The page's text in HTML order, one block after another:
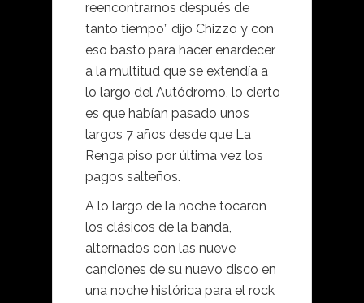
reencontrarnos después de
tanto tiempo” dijo Chizzo y con
eso basto para hacer enardecer
a la multitud que se extendía a
lo largo del Autódromo, lo cierto
es que habían pasado unos
largos 7 años desde que La
Renga piso por última vez los
pagos salteños.
A lo largo de la noche tocaron
los clásicos de la banda,
alternados con las nueve
canciones de su nuevo disco en
una noche histórica para el rock